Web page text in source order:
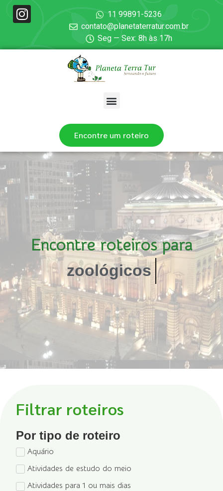
11 99891-5236
contato@planetaterratur.com.br
Seg — Sex: 8h às 17h
Encontre um roteiro
Encontre roteiros para
zoológicos
Filtrar roteiros
Por tipo de roteiro
Aquário
Atividades de estudo do meio
Atividades para 1 ou mais dias